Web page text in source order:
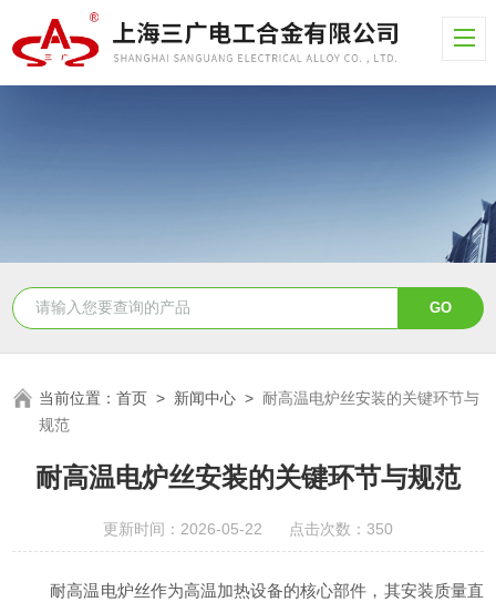
当前位置：首页 > 新闻中心 > 耐高温电炉丝安装的关键环节与
规范
耐高温电炉丝安装的关键环节与规范
更新时间：2026-05-22 点击次数：350
耐高温电炉丝作为高温加热设备的核心部件，其安装质量直